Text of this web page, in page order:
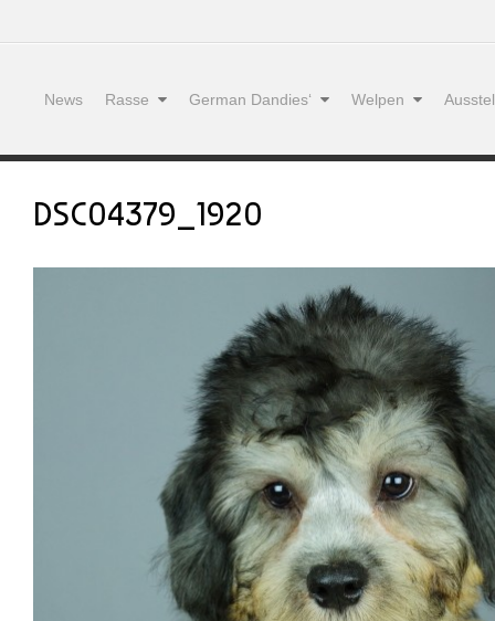
News Rasse German Dandies‘ Welpen
DSC04379_1920